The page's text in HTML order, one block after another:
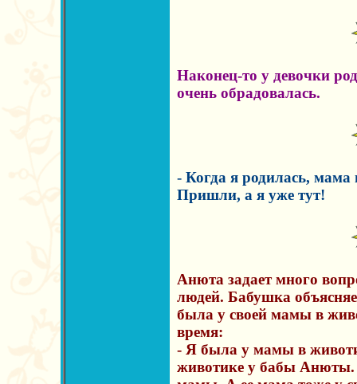
Наконец-то у девочки
очень обрадовалась.
- Когда я родилась, мама
Пришли, а я уже тут!
Анюта задает много
людей. Бабушка
была у своей мамы в
время:
- Я была у мамы в
животике у бабы